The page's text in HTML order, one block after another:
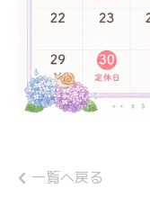
一覧へ戻る